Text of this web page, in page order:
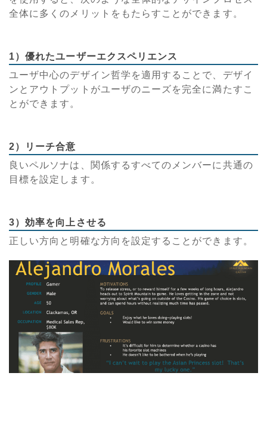
全体に多くのメリットをもたらすことができます。
1）優れたユーザーエクスペリエンス
ユーザ中心のデザイン哲学を適用することで、デザイ
ンとアウトプットがユーザのニーズを完全に満たすこ
とができます。
2）リーチ合意
良いペルソナは、関係するすべてのメンバーに共通の
目標を設定します。
3）効率を向上させる
正しい方向と明確な方向を設定することができます。